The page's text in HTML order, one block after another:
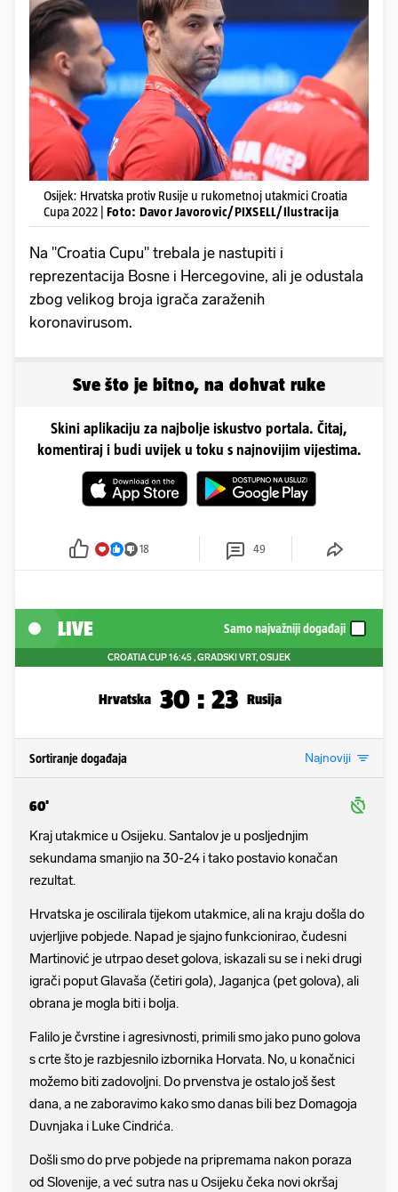
Osijek: Hrvatska protiv Rusije u rukometnoj utakmici Croatia
Cupa 2022 | Foto: Davor Javorovic/PIXSELL/Ilustracija
Na "Croatia Cupu" trebala je nastupiti i
reprezentacija Bosne i Hercegovine, ali je odustala
zbog velikog broja igrača zaraženih
koronavirusom.
Sve što je bitno, na dohvat ruke
Skini aplikaciju za najbolje iskustvo portala. Čitaj,
komentiraj i budi uvijek u toku s najnovijim vijestima.
18 49
LIVE Samo najvažniji događaji
CROATIA CUP16:45, GRADSKI VRT, OSIJEK
Hrvatska 30 : 23 Rusija
Sortiranje događaja Najnoviji
60'
Kraj utakmice u Osijeku. Santalov je u posljednjim
sekundama smanjio na 30-24 i tako postavio konačan
rezultat.
Hrvatska je oscilirala tijekom utakmice, ali na kraju došla do
uvjerljive pobjede. Napad je sjajno funkcionirao, čudesni
Martinović je utrpao deset golova, iskazali su se i neki drugi
igrači poput Glavaša (četiri gola), Jaganjca (pet golova), ali
obrana je mogla biti i bolja.
Falilo je čvrstine i agresivnosti, primili smo jako puno golova
s crte što je razbjesnilo izbornika Horvata. No, u konačnici
možemo biti zadovoljni. Do prvenstva je ostalo još šest
dana, a ne zaboravimo kako smo danas bili bez Domagoja
Duvnjaka i Luke Cindrića.
Došli smo do prve pobjede na pripremama nakon poraza
od Slovenije, a već sutra nas u Osijeku čeka novi okršaj